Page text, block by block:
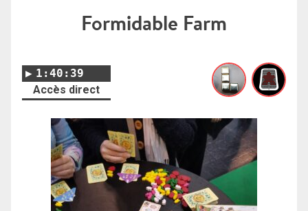
Formidable Farm
1:40:39
Accès direct